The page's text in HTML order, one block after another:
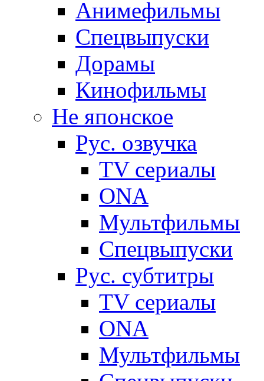
Анимефильмы
Спецвыпуски
Дорамы
Кинофильмы
Не японское
Рус. озвучка
TV сериалы
ONA
Мультфильмы
Спецвыпуски
Рус. субтитры
TV сериалы
ONA
Мультфильмы